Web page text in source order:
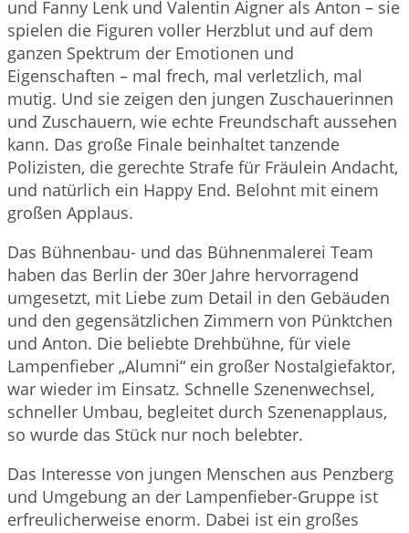
und Fanny Lenk und Valentin Aigner als Anton – sie
spielen die Figuren voller Herzblut und auf dem
ganzen Spektrum der Emotionen und
Eigenschaften – mal frech, mal verletzlich, mal
mutig. Und sie zeigen den jungen Zuschauerinnen
und Zuschauern, wie echte Freundschaft aussehen
kann. Das große Finale beinhaltet tanzende
Polizisten, die gerechte Strafe für Fräulein Andacht,
und natürlich ein Happy End. Belohnt mit einem
großen Applaus.
Das Bühnenbau- und das Bühnenmalerei Team
haben das Berlin der 30er Jahre hervorragend
umgesetzt, mit Liebe zum Detail in den Gebäuden
und den gegensätzlichen Zimmern von Pünktchen
und Anton. Die beliebte Drehbühne, für viele
Lampenfieber „Alumni“ ein großer Nostalgiefaktor,
war wieder im Einsatz. Schnelle Szenenwechsel,
schneller Umbau, begleitet durch Szenenapplaus,
so wurde das Stück nur noch belebter.
Das Interesse von jungen Menschen aus Penzberg
und Umgebung an der Lampenfieber-Gruppe ist
erfreulicherweise enorm. Dabei ist ein großes